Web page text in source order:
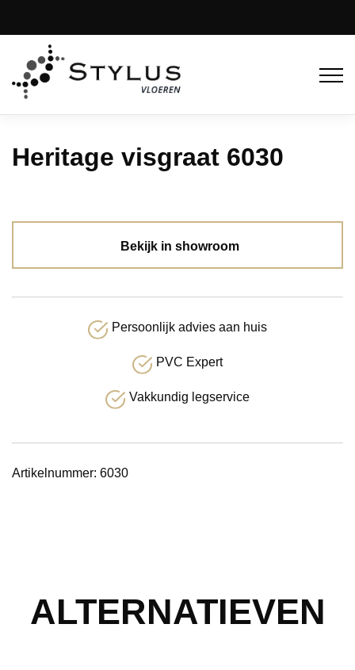
Heritage visgraat 6030
Bekijk in showroom
Persoonlijk advies aan huis
PVC Expert
Vakkundig legservice
Artikelnummer: 6030
ALTERNATIEVEN